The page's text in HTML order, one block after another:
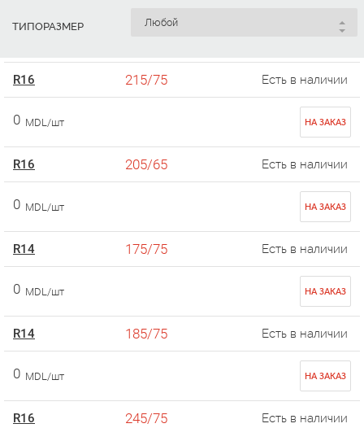
ТИПОРАЗМЕР
R16 215/75 Есть в наличии
0 MDL/шт НА ЗАКАЗ
R16 205/65 Есть в наличии
0 MDL/шт НА ЗАКАЗ
R14 175/75 Есть в наличии
0 MDL/шт НА ЗАКАЗ
R14 185/75 Есть в наличии
0 MDL/шт НА ЗАКАЗ
R16 245/75 Есть в наличии